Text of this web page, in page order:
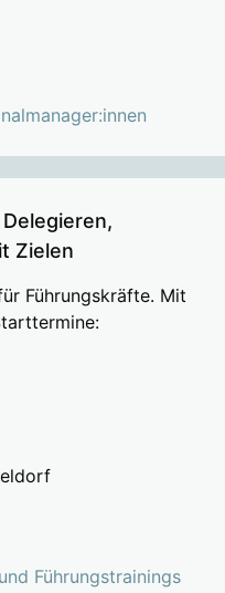
Zielen
Führungskräfte. Mit
Führungstrainings